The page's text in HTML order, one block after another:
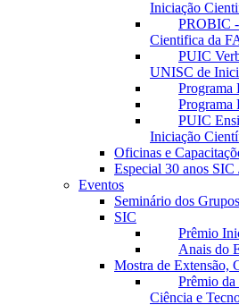
Iniciação
PROBIC
Cientifica da
PUIC
UNISC de
Programa
PUIC
Iniciação
Oficinas e
Especial 30 anos SIC
Eventos
Seminário dos
SIC
Prêmio
Anais do
Mostra de Extensão,
Prêmio da
Ciência e